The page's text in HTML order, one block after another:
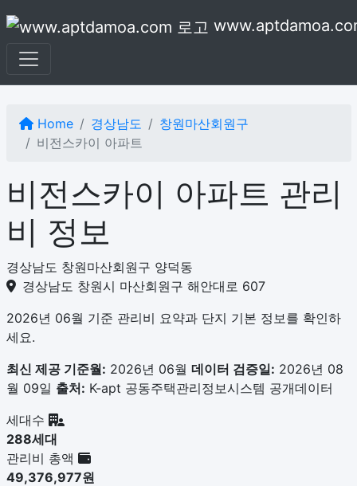
Home 경상남도
창원마산회원구
비전스카이 아파트
비전스카이 아파트 관리
비 정보
경상남도 창원마산회원구 양덕동
경상남도 창원시 마산회원구 해안대로 607
2026년 06월 기준 관리비 요약과 단지 기본 정보를 확인하
세요.
최신 제공 기준월: 2026년 06월 데이터 검증일: 2026년 08
월 09일 출처: K-apt 공동주택관리정보시스템 공개데이터
세대수
288세대
관리비 총액
49,376,977원